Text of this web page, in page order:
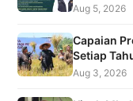
Aug 5, 2026
Capaian
Setiap
Aug 3, 2026